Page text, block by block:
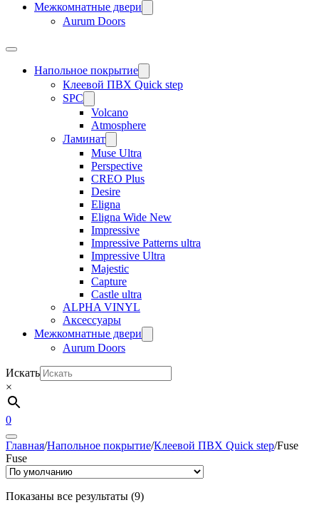
Межкомнатные двери
Aurum Doors
Напольное покрытие
Клеевой ПВХ Quick step
SPC
Volcano
Atmosphere
Ламинат
Muse Ultra
Perspective
CREO Plus
Desire
Eligna
Eligna Wide New
Impressive
Impressive Patterns ultra
Impressive Ultra
Majestic
Capture
Castle ultra
ALPHA VINYL
Аксессуары
Межкомнатные двери
Aurum Doors
Искать
×
0
Главная/Напольное покрытие/Клеевой ПВХ Quick step/Fuse
Fuse
Показаны все результаты (9)